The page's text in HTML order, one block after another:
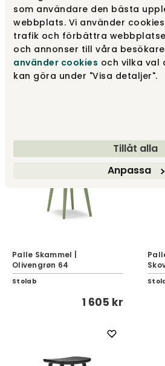
som användare den bästa
webbplats. Vi använder
trafik och förbättra
och annonser till våra
använder cookies och vilka val
kan göra under "Visa detaljer".
Tillåt alla
Anpassa
Palle Skammel |
Naturolieret Eg
Palle Skammel |
Olivengrøn 64
Stolab
1 605 kr